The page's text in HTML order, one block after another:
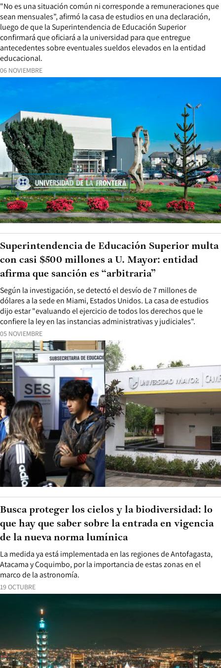
06 NOVIEMBRE
"No es una situación común ni corresponde a remuneraciones que
sean mensuales”, afirmó la casa de estudios en una declaración,
luego de que la Superintendencia de Educación Superior
confirmará que oficiará a la universidad para que entregue
antecedentes sobre eventuales sueldos elevados en la entidad
educacional.
05 NOVIEMBRE
Según la investigación, se detectó el desvío de 7 millones de
dólares a la sede en Miami, Estados Unidos. La casa de estudios
dijo estar "evaluando el ejercicio de todos los derechos que le
confiere la ley en las instancias administrativas y judiciales".
Superintendencia de Educación Superior multa
con casi $500 millones a U. Mayor: entidad
afirma que sanción es “arbitraria”
19 OCTUBRE
La medida ya está implementada en las regiones de Antofagasta,
Atacama y Coquimbo, por la importancia de estas zonas en el
marco de la astronomía.
Busca proteger los cielos y la biodiversidad: lo
que hay que saber sobre la entrada en vigencia
de la nueva norma lumínica